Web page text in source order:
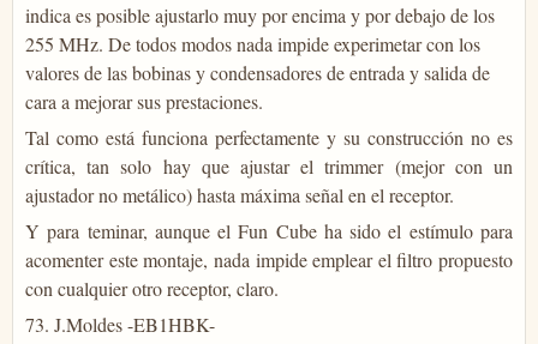
indica es posible ajustarlo muy por encima y por debajo de los
255 MHz. De todos modos nada impide experimetar con los
valores de las bobinas y condensadores de entrada y salida de
cara a mejorar sus prestaciones.
Tal como está funciona perfectamente y su construcción no es
crítica, tan solo hay que ajustar el trimmer (mejor con un
ajustador no metálico) hasta máxima señal en el receptor.
Y para teminar, aunque el Fun Cube ha sido el estímulo para
acomenter este montaje, nada impide emplear el filtro propuesto
con cualquier otro receptor, claro.
73. J.Moldes -EB1HBK-